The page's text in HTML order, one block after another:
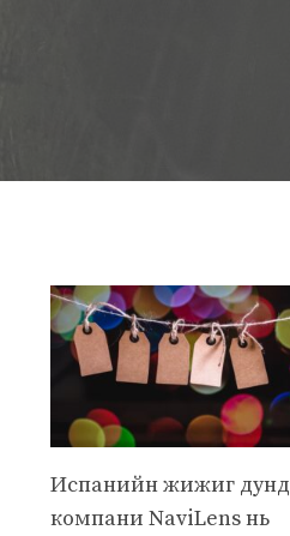
Испанийн жижиг дунд
компани NaviLens нь